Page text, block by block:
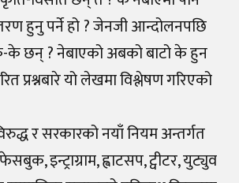
हुनु पर्ने हो ? जेनजी आन्दोलनपछि
के छन् ? नेबाएको अबको बाटो के हुन
प्रश्नबारे यो लेखमा विश्लेषण गरिएको
र सरकारको नयाँ नियम अन्तर्गत
इन्ट्राग्राम, ह्वाटसप, ट्वीटर, युट्युव